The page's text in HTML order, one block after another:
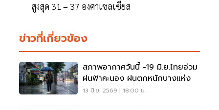
สูงสุด 31 – 37 องศาเซลเซียส
ข่าวที่เกี่ยวข้อง
สภาพอากาศวันนี้ -19 มิ.ย.ไทยอ่วม
ฝนฟ้าคะนอง ฝนตกหนักบางแห่ง
13 มิ.ย. 2569 | 18:00 น.